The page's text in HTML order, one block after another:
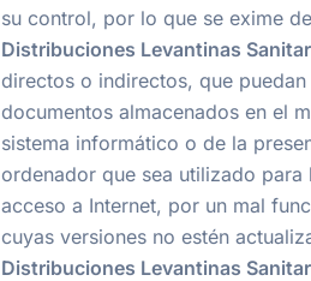
su control, por lo que se exime
Distribuciones Levantinas
directos o indirectos, que
documentos almacenados en el
sistema informático o de la
ordenador que sea utilizado
acceso a Internet, por un mal
cuyas versiones no estén
Distribuciones Levantinas